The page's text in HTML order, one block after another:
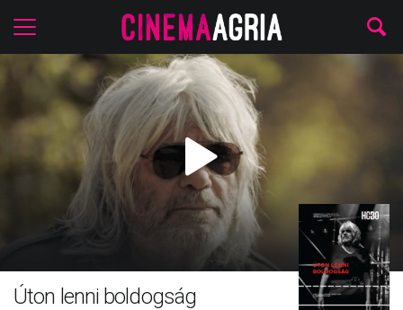
Úton lenni boldogság